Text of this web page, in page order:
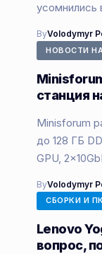
усомнились
ByVolodymyr
НОВОСТИ
станция
Minisforum
до 128 ГБ
GPU,
ByVolodymyr
СБОРКИ И
Lenovo
вопрос,